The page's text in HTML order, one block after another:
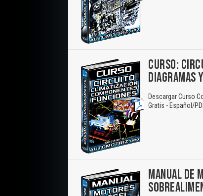
CURSO:
DIAGRAMAS
Descargar Curso
Gratis - Español/
MANUAL DE